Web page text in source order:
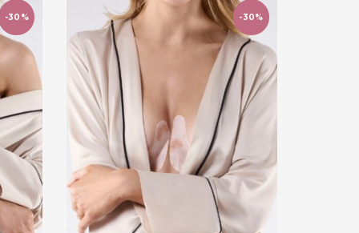
-30% -30%
favorite_border